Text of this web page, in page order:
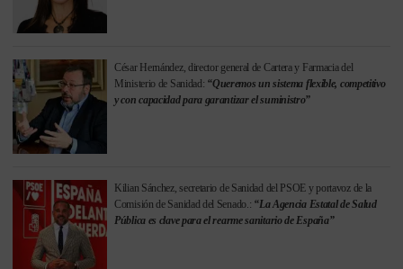
César Hernández, director general de Cartera y Farmacia del
Ministerio de Sanidad: “Queremos un sistema flexible, competitivo
y con capacidad para garantizar el suministro”
Kilian Sánchez, secretario de Sanidad del PSOE y portavoz de la
Comisión de Sanidad del Senado.: “La Agencia Estatal de Salud
Pública es clave para el rearme sanitario de España”